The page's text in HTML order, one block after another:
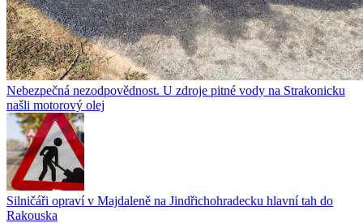
Nebezpečná nezodpovědnost. U zdroje pitné vody na Strakonicku
našli motorový olej
Silničáři opraví v Majdaleně na Jindřichohradecku hlavní tah do
Rakouska